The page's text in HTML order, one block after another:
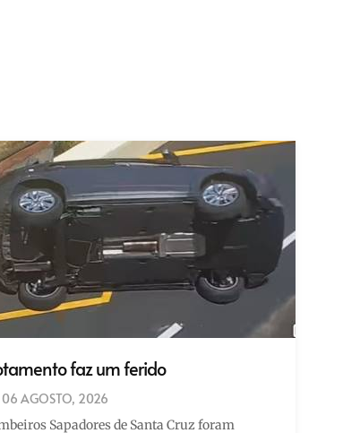
faz um ferido
06 AGOSTO, 2026
Sapadores de Santa Cruz foram